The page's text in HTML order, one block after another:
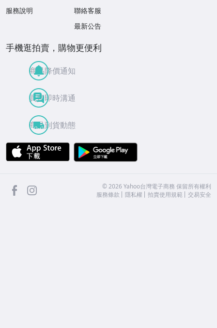
服務說明
聯絡客服
最新公告
手機逛拍賣，購物更便利
商品降價通知
買賣即時溝通
商品到貨動態
APP Store
facebook ©2026 Yahoo台灣電子商務 保留所有權利
服務條款
隱私權 拍賣使用規範 交易安全